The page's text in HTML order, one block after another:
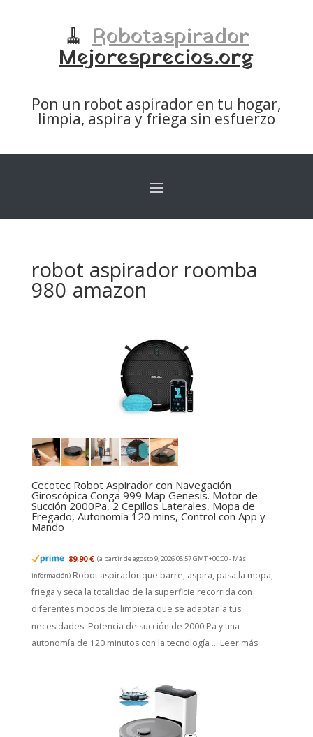
🧹 Robotaspirador
Mejoresprecios.org
Pon un robot aspirador en tu hogar,
limpia, aspira y friega sin esfuerzo
robot aspirador roomba
980 amazon
Cecotec Robot Aspirador con Navegación
Giroscópica Conga 999 Map Genesis. Motor de
Succión 2000Pa, 2 Cepillos Laterales, Mopa de
Fregado, Autonomía 120 mins, Control con App y
Mando
89,90 € (a partir de agosto 9, 2026 08:57 GMT +00:00 - Más
información) Robot aspirador que barre, aspira, pasa la mopa,
friega y seca la totalidad de la superficie recorrida con
diferentes modos de limpieza que se adaptan a tus
necesidades. Potencia de succión de 2000 Pa y una
autonomía de 120 minutos con la tecnología ... Leer más